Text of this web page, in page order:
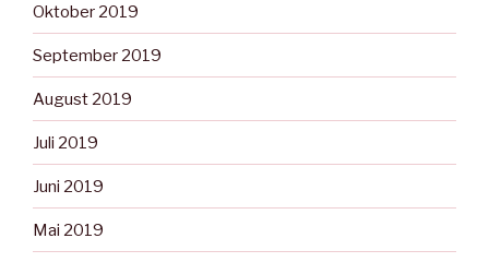
Oktober 2019
September 2019
August 2019
Juli 2019
Juni 2019
Mai 2019